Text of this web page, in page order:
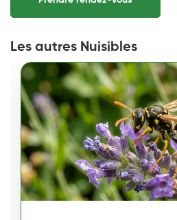
Les autres Nuisibles